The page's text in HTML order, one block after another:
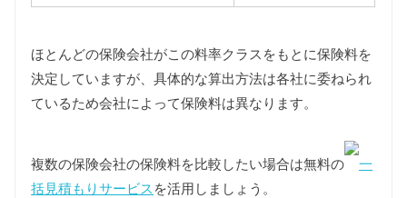
す。
MK21S
ほとんどの保険会社がこの料率クラスをもとに保険料を
決定していますが、具体的な算出方法は各社に委ねられ
ているため会社によって保険料は異なります。
複数の保険会社の保険料を比較したい場合は無料の
一
括見積もりサービス を活用しましょう。